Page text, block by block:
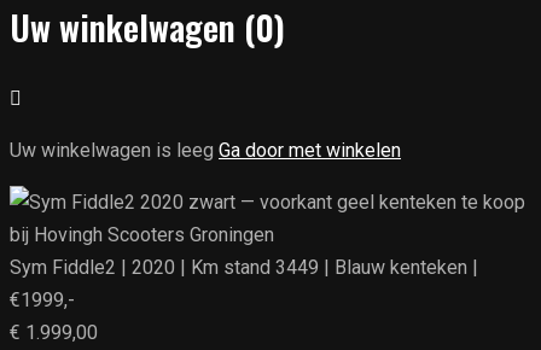
Uw winkelwagen (0)
Uw winkelwagen is leeg Ga door met winkelen
Sym Fiddle2 | 2020 | Km stand 3449 | Blauw kenteken |
€1999,-
€ 1.999,00